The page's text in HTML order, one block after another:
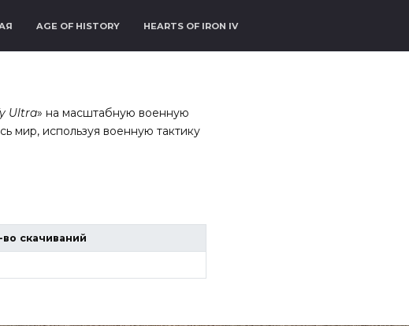
AGE OF HISTORY HEARTS OF IRON IV
Ultra» на масштабную военную
мир, используя военную тактику
скачиваний